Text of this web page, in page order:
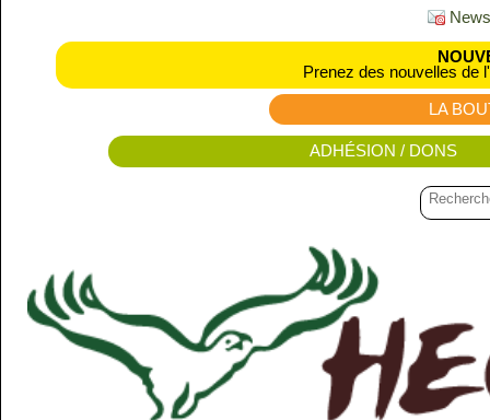
Prenez des nouvelles de
LA
ADHÉSION / DONS